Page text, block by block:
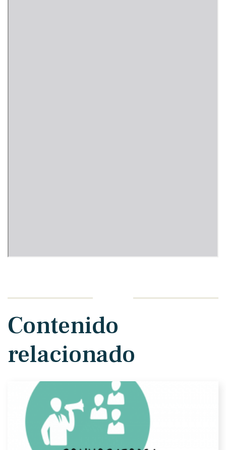
Contenido
relacionado